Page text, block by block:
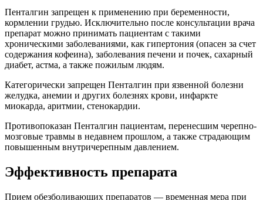
Пенталгин запрещен к применению при беременности,
кормлении грудью. Исключительно после консультации врача
препарат можно принимать пациентам с такими
хроническими заболеваниями, как гипертония (опасен за счет
содержания кофеина), заболевания печени и почек, сахарный
диабет, астма, а также пожилым людям.
Категорически запрещен Пенталгин при язвенной болезни
желудка, анемии и других болезнях крови, инфаркте
миокарда, аритмии, стенокардии.
Противопоказан Пенталгин пациентам, перенесшим черепно-
мозговые травмы в недавнем прошлом, а также страдающим
повышенным внутричерепным давлением.
Эффективность препарата
Прием обезболивающих препаратов — временная мера при